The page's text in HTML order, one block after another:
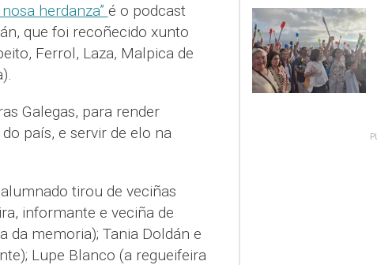
nosa herdanza” é o podcast
que foi recoñecido xunto
Ferrol, Laza, Malpica de
Galegas, para render
país, e servir de elo na
tirou de veciñas
informante e veciña de
da memoria); Tania Doldán e
Lupe Blanco (a regueifeira